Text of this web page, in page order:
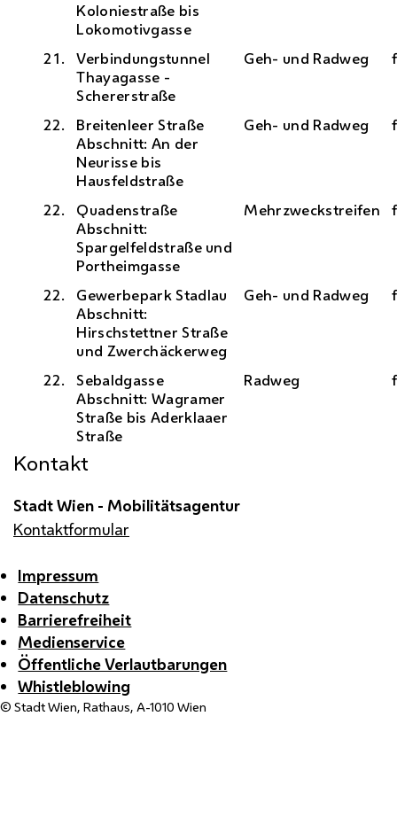
Koloniestraße bis
Lokomotivgasse
21.
Verbindungstunnel
Thayagasse -
Schererstraße
Geh- und Radweg
22.
Breitenleer Straße
Abschnitt: An der
Neurisse bis
Hausfeldstraße
Geh- und Radweg
22.
Quadenstraße
Abschnitt:
Spargelfeldstraße und
Portheimgasse
Mehrzweckstreifen
22.
Gewerbepark Stadlau
Abschnitt:
Hirschstettner Straße
und Zwerchäckerweg
Geh- und Radweg
22.
Sebaldgasse
Abschnitt: Wagramer
Straße bis Aderklaaer
Straße
Radweg
Kontakt
Stadt Wien - Mobilitätsagentur
Kontaktformular
Impressum
Datenschutz
Barrierefreiheit
Medienservice
Öffentliche Verlautbarungen
Whistleblowing
© Stadt Wien, Rathaus, A-1010 Wien